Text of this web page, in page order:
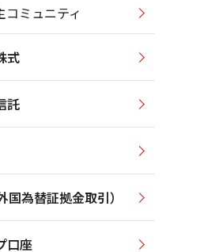
コミュニティ
式
託
国為替証拠金取引）
口座